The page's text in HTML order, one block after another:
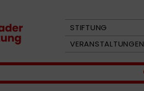
STIFTUNG
VERANSTALTUNGEN